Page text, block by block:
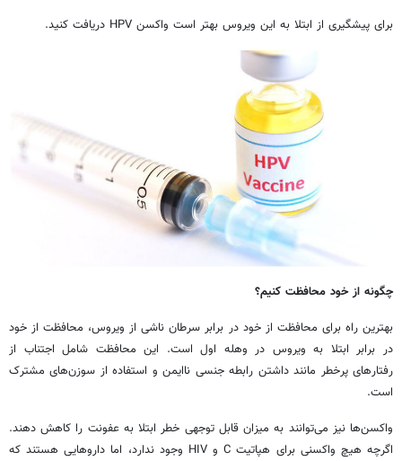
برای پیشگیری از ابتلا به این ویروس بهتر است واکسن‌ HPV دریافت کنید.
چگونه از خود محافظت کنیم؟
بهترین راه برای محافظت از خود در برابر سرطان ناشی از ویروس، محافظت از خود
در برابر ابتلا به ویروس در وهله اول است. این محافظت شامل اجتناب از
رفتارهای پرخطر مانند داشتن رابطه جنسی ناایمن و استفاده از سوزن‌های مشترک
است.
واکسن‌ها نیز می‌توانند به میزان قابل توجهی خطر ابتلا به عفونت را کاهش دهند.
اگرچه هیچ واکسنی برای هپاتیت C و HIV وجود ندارد، اما داروهایی هستند که